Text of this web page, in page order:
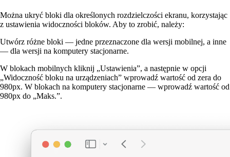
Można ukryć bloki dla określonych rozdzielczości ekranu, korzystając
z ustawienia widoczności bloków. Aby to zrobić, należy:
Utwórz różne bloki — jedne przeznaczone dla wersji mobilnej, a inne
— dla wersji na komputery stacjonarne.
W blokach mobilnych kliknij „Ustawienia”, a następnie w opcji
„Widoczność bloku na urządzeniach” wprowadź wartość od zera do
980px. W blokach na komputery stacjonarne — wprowadź wartość od
980px do „Maks.”.